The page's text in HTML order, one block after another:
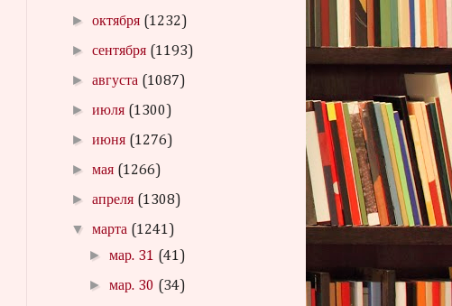
►октября (1232)
►сентября (1193)
►августа (1087)
►июля (1300)
►июня (1276)
►мая (1266)
►апреля (1308)
▼марта (1241)
►мар. 31 (41)
►мар. 30 (34)